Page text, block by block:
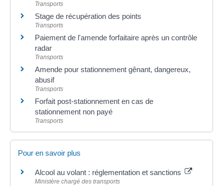
Transports
Stage de récupération des points
Transports
Paiement de l'amende forfaitaire après un contrôle
radar
Transports
Amende pour stationnement gênant, dangereux,
abusif
Transports
Forfait post-stationnement en cas de
stationnement non payé
Transports
Pour en savoir plus
Alcool au volant : réglementation et sanctions
Ministère chargé des transports